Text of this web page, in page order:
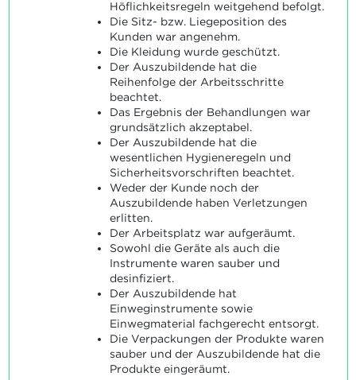
Höflichkeitsregeln weitgehend befolgt.
Die Sitz- bzw. Liegeposition des
Kunden war angenehm.
Die Kleidung wurde geschützt.
Der Auszubildende hat die
Reihenfolge der Arbeitsschritte
beachtet.
Das Ergebnis der Behandlungen war
grundsätzlich akzeptabel.
Der Auszubildende hat die
wesentlichen Hygieneregeln und
Sicherheitsvorschriften beachtet.
Weder der Kunde noch der
Auszubildende haben Verletzungen
erlitten.
Der Arbeitsplatz war aufgeräumt.
Sowohl die Geräte als auch die
Instrumente waren sauber und
desinfiziert.
Der Auszubildende hat
Einweginstrumente sowie
Einwegmaterial fachgerecht entsorgt.
Die Verpackungen der Produkte waren
sauber und der Auszubildende hat die
Produkte eingeräumt.